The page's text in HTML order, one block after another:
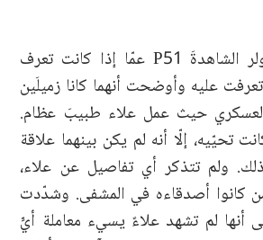
ثم سأل القاضي كولر الشاهدةَ P51 عمّا إذا كانت تعرف
عليه وأوضحت أنهما كانا زميلَين
حيث عمل علاء طبيبَ عظام.
تحيّيه، إلّا أنه لم يكن بينهما علاقة
ولم تتذكر أي تفاصيل عن علاء،
كانوا أصدقاءه في المشفى. وشدّدت
أنها لم تشهد علاءً يسيء معاملة أيٍّ